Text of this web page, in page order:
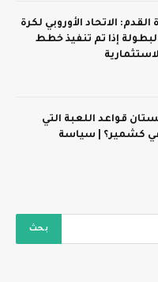
الاتحاد الأوروبي لكرة
إذا تم تنفيذ خطط
قواعد اللعبة التي
في كشمير؟ | سياسة